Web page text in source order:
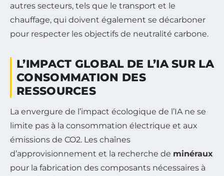
autres secteurs, tels que le transport et le
chauffage, qui doivent également se décarboner
pour respecter les objectifs de neutralité carbone.
L’IMPACT GLOBAL DE L’IA SUR LA
CONSOMMATION DES
RESSOURCES
La envergure de l’impact écologique de l’IA ne se
limite pas à la consommation électrique et aux
émissions de CO2. Les chaînes
d’approvisionnement et la recherche de minéraux
pour la fabrication des composants nécessaires à